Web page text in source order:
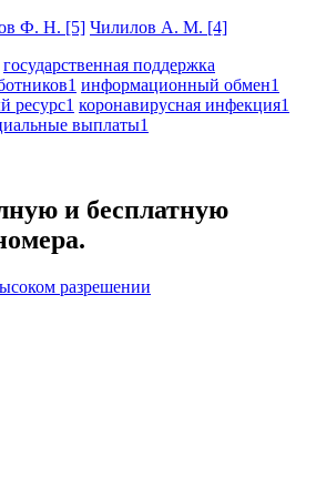
Ф. Н. [5] Чилилов А. М. [4]
государственная поддержка
1 информационный обмен1
ресурс1 коронавирусная инфекция1
выплаты1
и бесплатную
разрешении